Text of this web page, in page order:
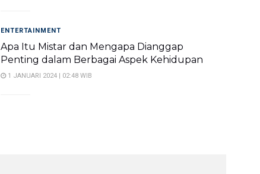
ENTERTAINMENT
Apa Itu Mistar dan Mengapa Dianggap
Penting dalam Berbagai Aspek Kehidupan
1 JANUARI 2024 | 02:48 WIB